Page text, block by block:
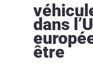
dans
être